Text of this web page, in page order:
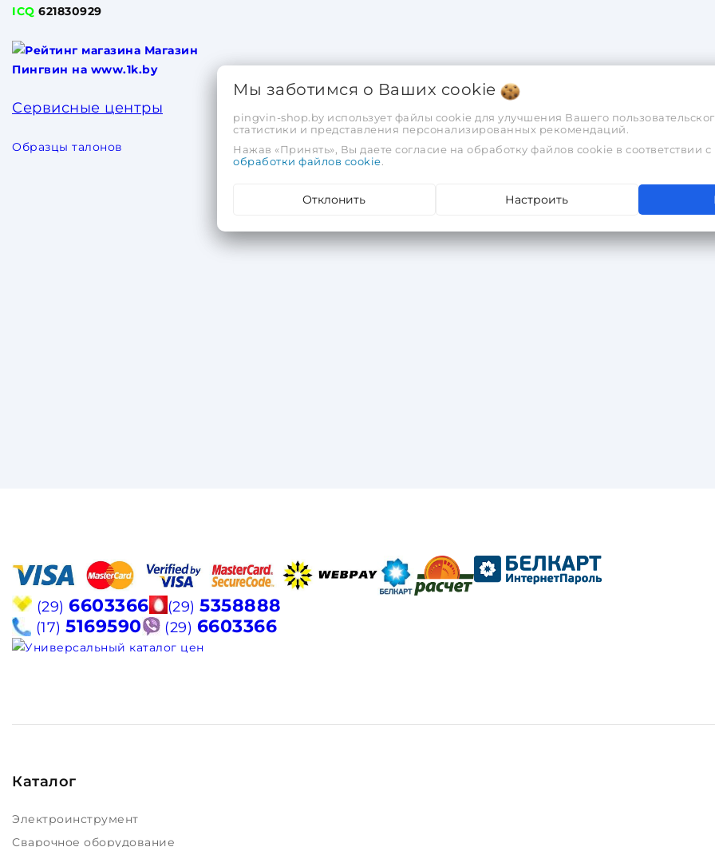
ICQ 621830929
Сервисные центры
Образцы талонов
(29) 6603366 (29) 5358888
(17) 5169590 (29) 6603366
Каталог
Электроинструмент
Сварочное оборудование
Мы заботимся о Ваших cookie
pingvin-shop.by использует файлы cookie для улучшения Вашего
статистики и представления персонализированных рекомендаций.
Нажав «Принять», Вы даете согласие на обработку файлов cookie в соответствии с
обработки файлов cookie.
Отклонить Настроить